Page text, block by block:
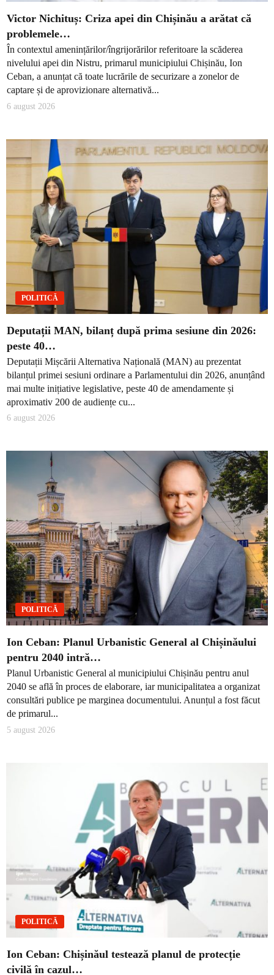
Victor Nichituș: Criza apei din Chișinău a arătat că
problemele…
În contextul amenințărilor/îngrijorărilor referitoare la scăderea
nivelului apei din Nistru, primarul municipiului Chișinău, Ion
Ceban, a anunțat că toate lucrările de securizare a zonelor de
captare și de aprovizionare alternativă...
6 august 2026
POLITICĂ
Deputații MAN, bilanț după prima sesiune din 2026:
peste 40…
Deputații Mișcării Alternativa Națională (MAN) au prezentat
bilanțul primei sesiuni ordinare a Parlamentului din 2026, anunțând
mai multe inițiative legislative, peste 40 de amendamente și
aproximativ 200 de audiențe cu...
6 august 2026
POLITICĂ
Ion Ceban: Planul Urbanistic General al Chișinăului
pentru 2040 intră…
Planul Urbanistic General al municipiului Chișinău pentru anul
2040 se află în proces de elaborare, iar municipalitatea a organizat
consultări publice pe marginea documentului. Anunțul a fost făcut
de primarul...
5 august 2026
POLITICĂ
Ion Ceban: Chișinăul testează planul de protecție
civilă în cazul…